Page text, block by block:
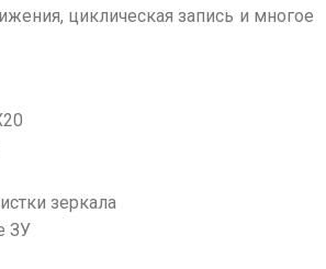
циклическая запись и многое
зеркала
ЗУ